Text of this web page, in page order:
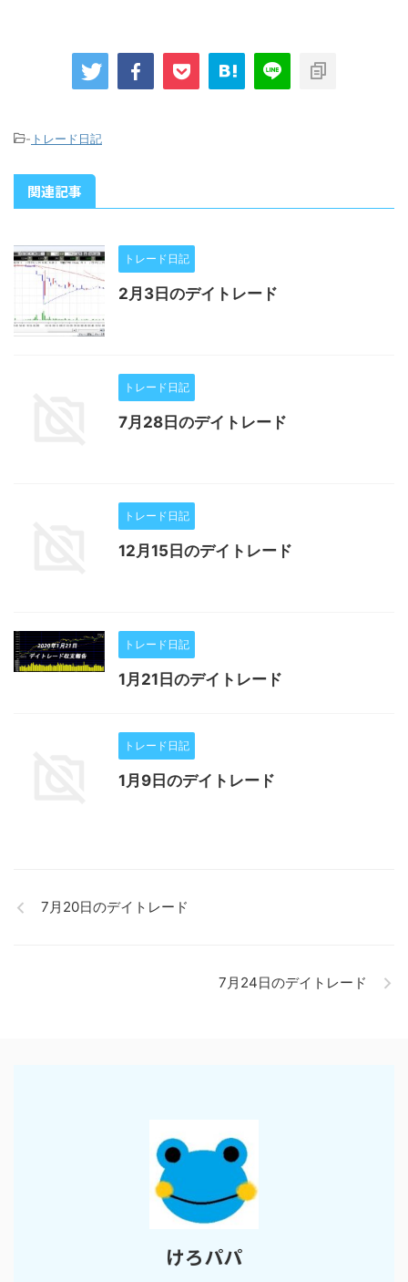
- トレード日記
関連記事
トレード日記
2月3日のデイトレード
トレード日記
7月28日のデイトレード
トレード日記
12月15日のデイトレード
トレード日記
1月21日のデイトレード
トレード日記
1月9日のデイトレード
7月20日のデイトレード
7月24日のデイトレード
けろパパ